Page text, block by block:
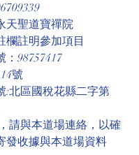
天聖道寶禪院
註明參加項目
98757417
號
:北區國稅花縣二字第
請與本道場連絡，以確
發收據與本道場資料